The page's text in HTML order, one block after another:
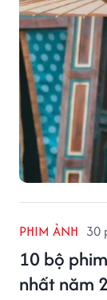
PHIM ẢNH 30
10 bộ
nhất năm